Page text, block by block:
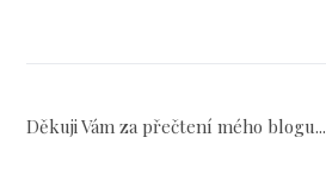
Děkuji Vám za přečtení mého blogu...